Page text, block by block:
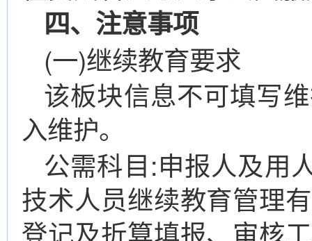
四、注意事项
(一)继续教育要求
该板块信息不可填写
入维护。
公需科目:申报人及用
技术人员继续教育管理
登记及折算填报、审核